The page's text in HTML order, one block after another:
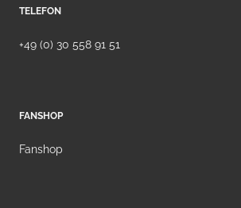
TELEFON
+49 (0) 30 558 91 51
FANSHOP
Fanshop